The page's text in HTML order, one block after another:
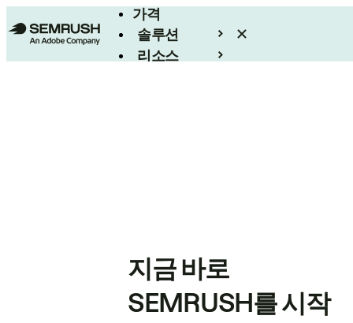
가격
솔루션
리소스
지금 바로
SEMRUSH를 시작